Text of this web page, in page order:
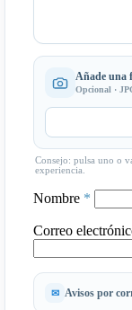
Añade una
Opcional ·
Consejo: pulsa uno o
experiencia.
Nombre *
Correo
Avisos por